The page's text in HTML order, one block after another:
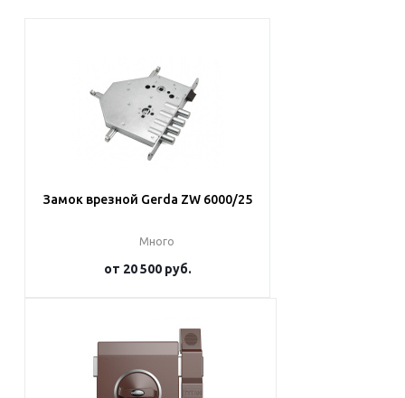
Замок врезной Gerda ZW 6000/25
Много
от 20 500 руб.